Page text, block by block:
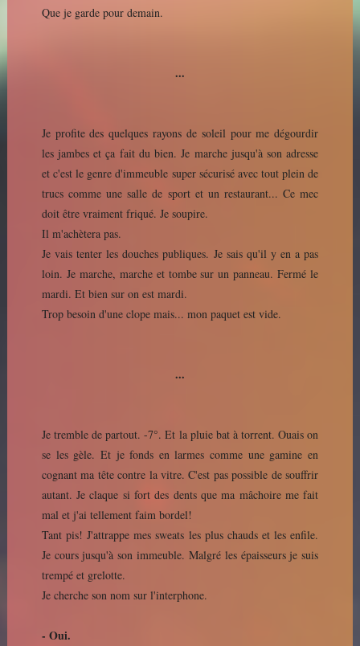
Que je garde pour demain.
...
Je profite des quelques rayons de soleil pour me dégourdir
les jambes et ça fait du bien. Je marche jusqu'à son adresse
et c'est le genre d'immeuble super sécurisé avec tout plein de
trucs comme une salle de sport et un restaurant... Ce mec
doit être vraiment friqué. Je soupire.
Il m'achètera pas.
Je vais tenter les douches publiques. Je sais qu'il y en a pas
loin. Je marche, marche et tombe sur un panneau. Fermé le
mardi. Et bien sur on est mardi.
Trop besoin d'une clope mais... mon paquet est vide.
...
Je tremble de partout. -7°. Et la pluie bat à torrent. Ouais on
se les gèle. Et je fonds en larmes comme une gamine en
cognant ma tête contre la vitre. C'est pas possible de souffrir
autant. Je claque si fort des dents que ma mâchoire me fait
mal et j'ai tellement faim bordel!
Tant pis! J'attrappe mes sweats les plus chauds et les enfile.
Je cours jusqu'à son immeuble. Malgré les épaisseurs je suis
trempé et grelotte.
Je cherche son nom sur l'interphone.
- Oui.